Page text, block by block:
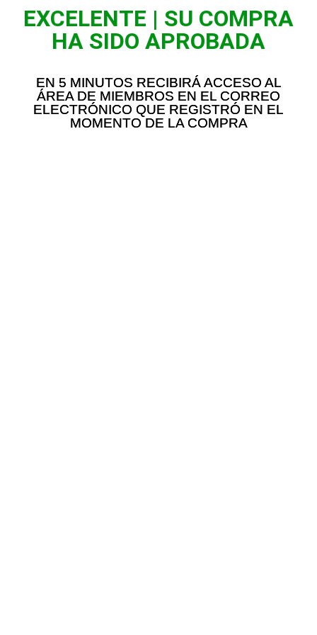
EXCELENTE | SU COMPRA
HA SIDO APROBADA
EN 5 MINUTOS RECIBIRÁ ACCESO AL
ÁREA DE MIEMBROS EN EL CORREO
ELECTRÓNICO QUE REGISTRÓ EN EL
MOMENTO DE LA COMPRA